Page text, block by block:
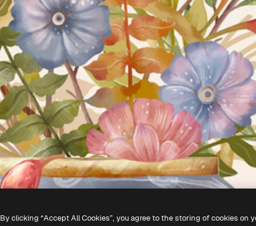
By clicking “Accept All Cookies”, you agree to the storing of cookies on